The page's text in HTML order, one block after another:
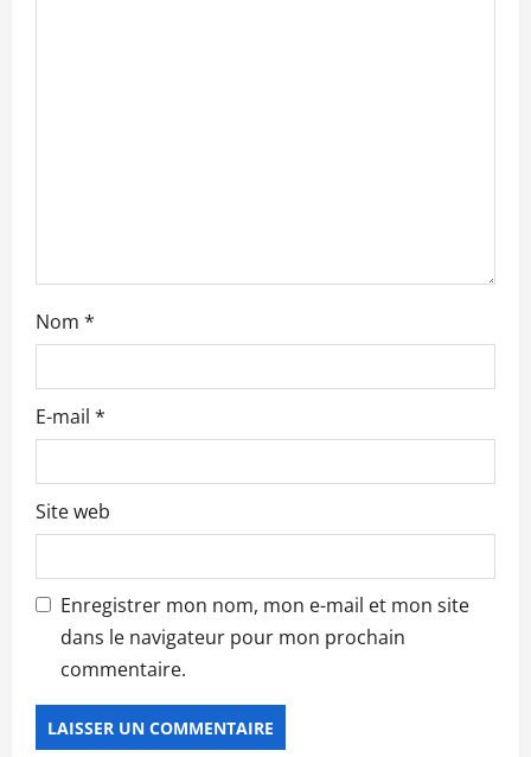
i
c
e
Nom *
E-mail *
Site web
Enregistrer mon nom, mon e-mail et mon site
dans le navigateur pour mon prochain
commentaire.